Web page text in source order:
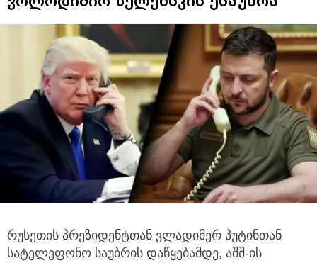
რუსეთის პრეზიდენტთან ვლადიმერ პუტინთან
სატელეფონო საუბრის დაწყებამდე, აშშ-ის